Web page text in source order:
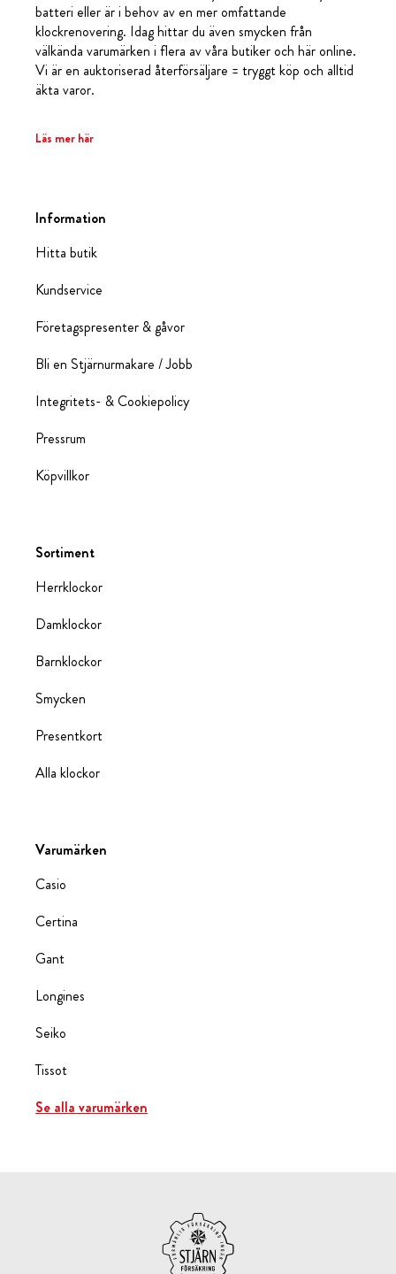
batteri eller är i behov av en mer omfattande
klockrenovering. Idag hittar du även smycken från
välkända varumärken i flera av våra butiker och här online.
Vi är en auktoriserad återförsäljare = tryggt köp och alltid
äkta varor.
Läs mer här
Information
Hitta butik
Kundservice
Företagspresenter & gåvor
Bli en Stjärnurmakare / Jobb
Integritets- & Cookiepolicy
Pressrum
Köpvillkor
Sortiment
Herrklockor
Damklockor
Barnklockor
Smycken
Presentkort
Alla klockor
Varumärken
Casio
Certina
Gant
Longines
Seiko
Tissot
Se alla varumärken